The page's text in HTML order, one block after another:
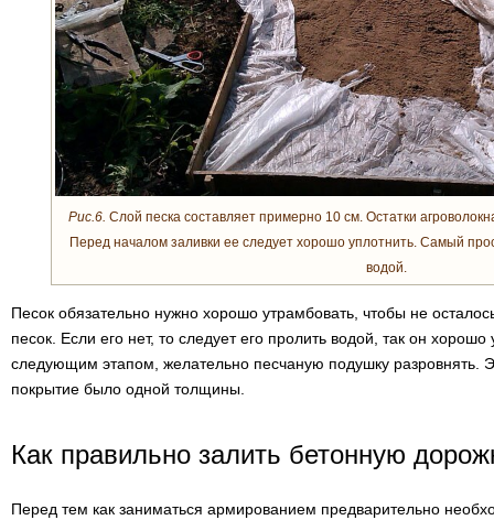
Рис.6. Слой песка составляет примерно 10 см. Остатки
Перед началом заливки ее следует хорошо уплотнить. Самый
водой.
Песок обязательно нужно хорошо утрамбовать, чтобы не
песок. Если его нет, то следует его пролить водой, так он
следующим этапом, желательно песчаную подушку разровнять.
покрытие было одной толщины.
Как правильно залить бетонную
Перед тем как заниматься армированием предварительно